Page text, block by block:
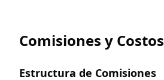
Comisiones y Costos
Estructura de Comisiones